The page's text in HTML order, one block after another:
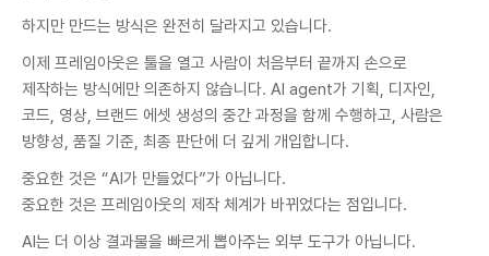
하지만 만드는 방식은 완전히 달라지고 있습니다.
이제 프레임아웃은 툴을 열고 사람이 처음부터 끝까지 손으로
제작하는 방식에만 의존하지 않습니다. AI agent가 기획, 디자인,
코드, 영상, 브랜드 에셋 생성의 중간 과정을 함께 수행하고, 사람은
방향성, 품질 기준, 최종 판단에 더 깊게 개입합니다.
중요한 것은 “AI가 만들었다”가 아닙니다.
중요한 것은 프레임아웃의 제작 체계가 바뀌었다는 점입니다.
AI는 더 이상 결과물을 빠르게 뽑아주는 외부 도구가 아닙니다.